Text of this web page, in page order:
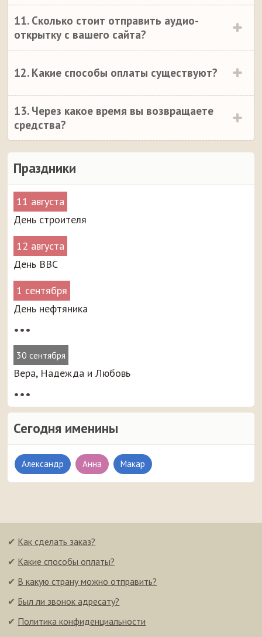
Праздники
11 августа
День строителя
12 августа
День ВВС
1 сентября
День нефтяника
•••
30 сентября
Вера, Надежда и Любовь
•••
Сегодня именины
Александр Анна Макар
11. Сколько стоит отправить аудио-
открытку с вашего сайта?
12. Какие способы оплаты существуют?
13. Через какое время вы возвращаете
средства?
✔ Как сделать заказ?
✔ Какие способы оплаты?
✔ В какую страну можно отправить?
✔ Был ли звонок адресату?
✔ Политика конфиденциальности